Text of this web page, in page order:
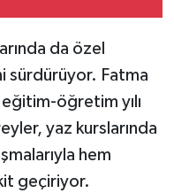
da özel
sürdürüyor. Fatma
öğretim yılı
yaz kurslarında
hem
geçiriyor.